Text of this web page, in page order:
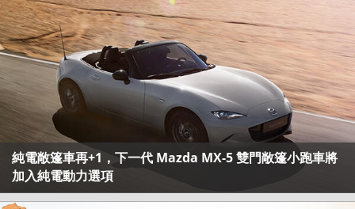
純電敞篷車再+1，下一代 Mazda MX-5 雙門敞篷小跑車將
加入純電動力選項